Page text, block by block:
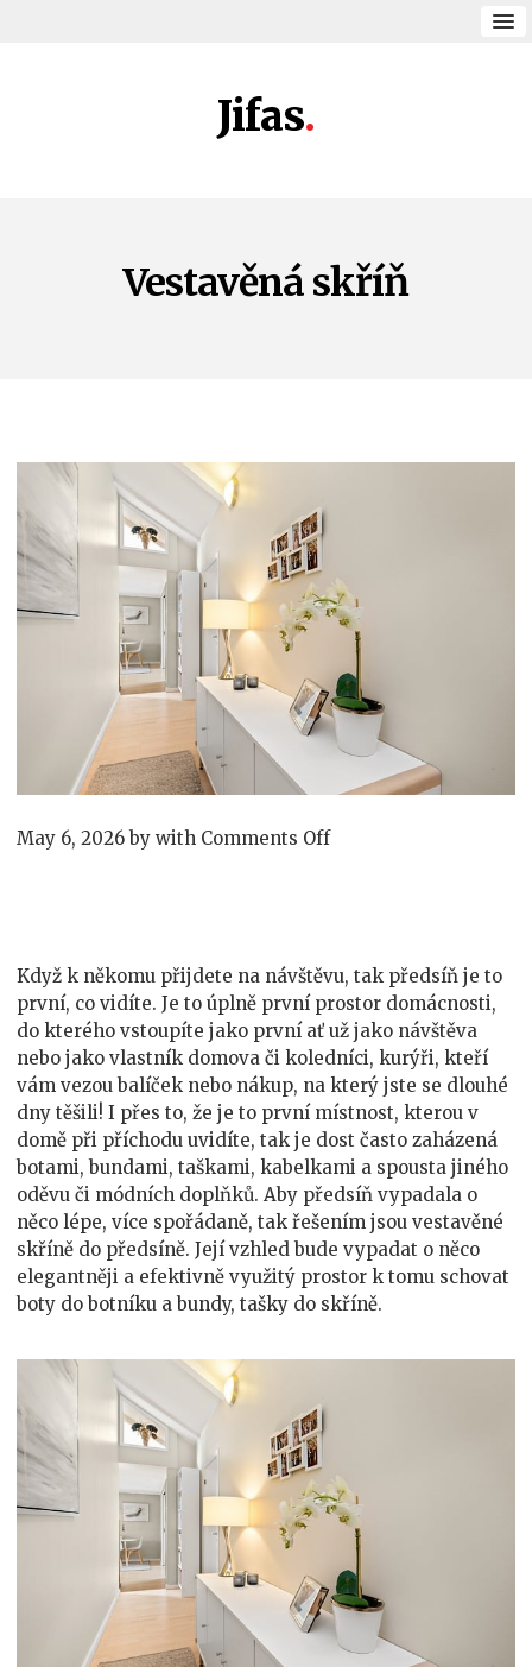
Jifas
Vestavěná skříň
May 6, 2026bywith Comments Offon
Když k někomu přijdete na návštěvu, tak předsíň je to
první, co vidíte. Je to úplně první prostor domácnosti,
do kterého vstoupíte jako první ať už jako návštěva
nebo jako vlastník domova či koledníci, kurýři, kteří
vám vezou balíček nebo nákup, na který jste se dlouhé
dny těšili! I přes to, že je to první místnost, kterou v
domě při příchodu uvidíte, tak je dost často zaházená
botami, bundami, taškami, kabelkami a spousta jiného
oděvu či módních doplňků. Aby předsíň vypadala o
něco lépe, více spořádaně, tak řešením jsou vestavěné
skříně do předsíně. Její vzhled bude vypadat o něco
elegantněji a efektivně využitý prostor k tomu schovat
boty do botníku a bundy, tašky do skříně.